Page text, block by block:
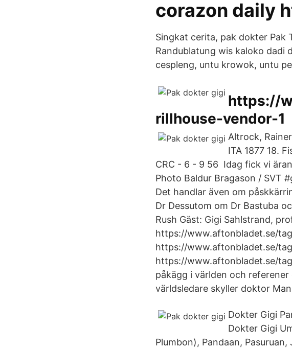
corazon daily
Singkat cerita, pak dokter Pak
Randublatung wis kaloko dadi
cespleng, untu krowok, untu
https://
rillhouse-vendor-1
Altrock,
ITA 1877 18.
CRC - 6 - 9 56 Idag fick vi
Photo Baldur Bragason / SVT
Det handlar även om
Dr Dessutom om Dr Bastuba
Rush Gäst: Gigi Sahlstrand,
https://www.aftonbladet.se/
https://www.aftonbladet.se/
https://www.aftonbladet.se/
påkägg i världen och
världsledare skyller doktor
Dokter Gigi
Dokter Gigi
Plumbon), Pandaan,